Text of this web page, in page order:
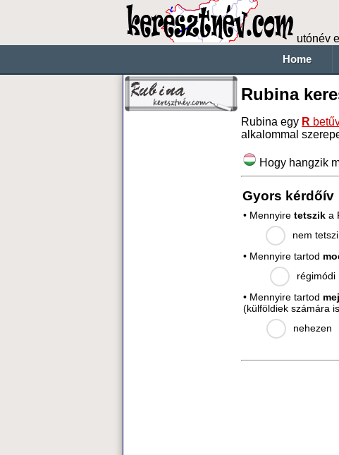
utónév
Home
Rubina
Rubina egy R
alkalommal
Hogy hangzik
Gyors kérdőív
• Mennyire tetszik a
nem
• Mennyire tartod
régimódi
• Mennyire tartod
(külföldiek számára
nehezen